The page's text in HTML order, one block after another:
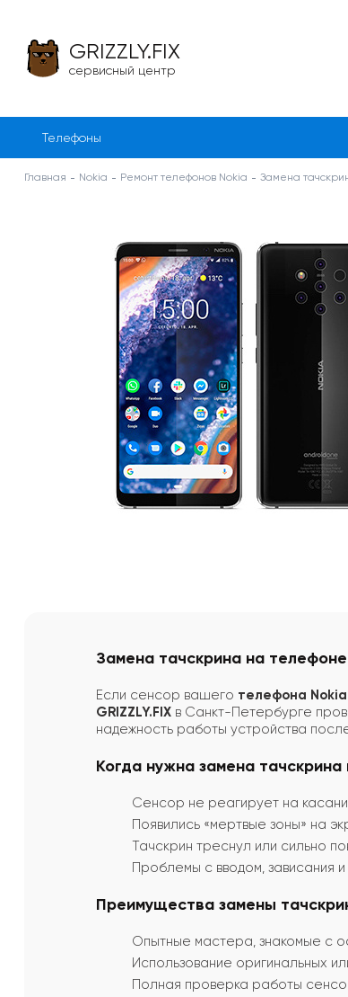
GRIZZLY.FIX
сервисный центр
Телефоны
Главная Nokia Ремонт телефонов Nokia Замена
Замена тачскрина на
Если сенсор вашего телефона Nokia
GRIZZLY.FIX в Санкт-Петербурге
надежность работы устройства
Когда нужна замена
Сенсор не реагирует на
Появились «мертвые зоны» на
Тачскрин треснул или сильно
Проблемы с вводом, зависания
Преимущества замены
Опытные мастера, знакомые с
Использование оригинальных
Полная проверка работы